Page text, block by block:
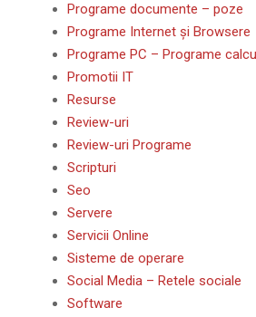
Programe documente – poze
Programe Internet și Browsere
Programe PC – Programe
Promotii IT
Resurse
Review-uri
Review-uri Programe
Scripturi
Seo
Servere
Servicii Online
Sisteme de operare
Social Media – Retele sociale
Software